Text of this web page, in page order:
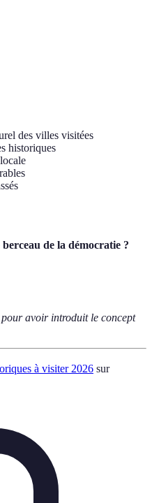
des villes visitées
historiques
de la démocratie ?
avoir introduit le concept
à visiter 2026 sur